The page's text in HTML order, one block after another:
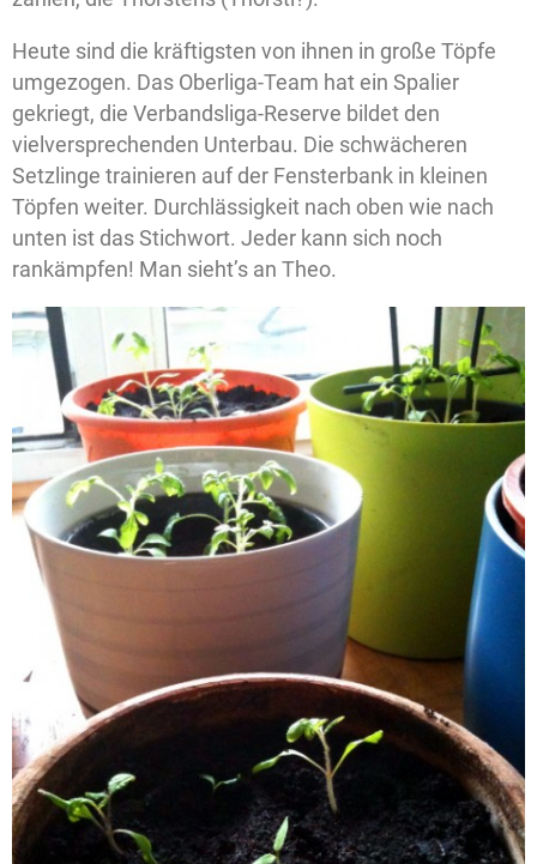
Heute sind die kräftigsten von ihnen in große Töpfe
umgezogen. Das Oberliga-Team hat ein Spalier
gekriegt, die Verbandsliga-Reserve bildet den
vielversprechenden Unterbau. Die schwächeren
Setzlinge trainieren auf der Fensterbank in kleinen
Töpfen weiter. Durchlässigkeit nach oben wie nach
unten ist das Stichwort. Jeder kann sich noch
rankämpfen! Man sieht’s an Theo.